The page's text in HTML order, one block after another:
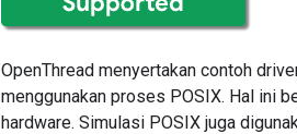
OpenThread menyertakan contoh
menggunakan proses POSIX. Hal ini
hardware. Simulasi POSIX juga